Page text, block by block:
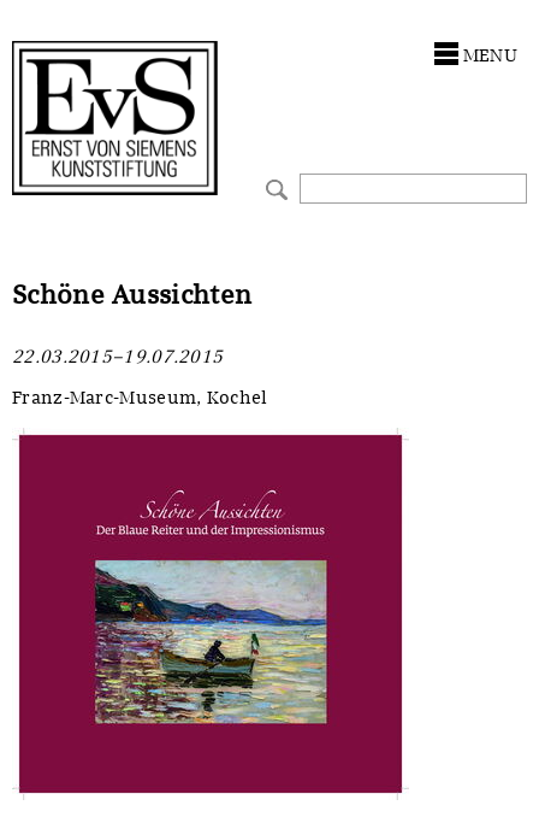
MENU
Schöne Aussichten
22.03.2015–19.07.2015
Franz-Marc-Museum, Kochel
Förderphilosophie
Gremien
Stellenangebote
Ankauf
Restaurierungen
UKRAINE-Förderlinie